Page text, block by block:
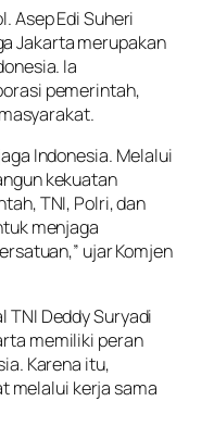
Asep Edi Suheri
Jakarta merupakan
Ia
pemerintah,
Indonesia. Melalui
kekuatan
TNI, Polri, dan
menjaga
ujar Komjen
TNI Deddy Suryadi
memiliki peran
Karena itu,
melalui kerja sama